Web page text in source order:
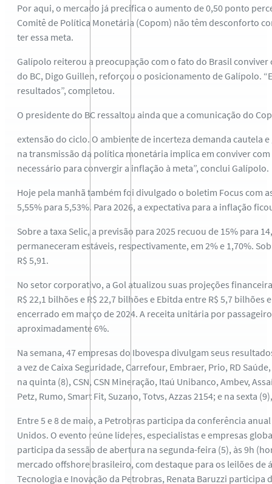
Por aqui, o mercado já precifica o aumento de 0,50 ponto
Comitê de Política Monetária (Copom) não têm desconforto
ter essa meta.
Galípolo reiterou a preocupação com o fato do Brasil
do BC, Digo Guillen, reforçou o posicionamento de Galípolo.
resultados”, completou.
O presidente do BC ressaltou ainda que a comunicação do
extensão do ciclo. O ambiente de incerteza demanda
na transmissão da política monetária implica em conviver
necessário para convergir a inflação à meta”, conclui Galípolo.
Hoje pela manhã também foi divulgado o boletim Focus com
5,55% para 5,53%. Para 2026, a expectativa para a inflação
Sobre a taxa Selic, a previsão para 2025 recuou de 15% para
permaneceram estáveis, respectivamente, em 2% e 1,70%.
R$ 5,91.
No setor corporativo, a Gol atualizou suas projeções
R$ 22,1 bilhões e R$ 22,7 bilhões e Ebitda entre R$ 5,7
encerrado em março de 2024. A receita unitária por
aproximadamente 6%.
Na semana, 47 empresas do Ibovespa divulgam seus
a vez de Caixa Seguridade, Carrefour, Embraer, Prio, RD
na quinta (8), CSN, CSN Mineração, Itaú Unibanco, Ambev,
Petz, Rumo, Smart Fit, Suzano, Totvs, Azzas 2154; e na sexta
Entre 5 e 8 de maio, a Petrobras participa da conferência
Unidos. O evento reúne líderes, especialistas e empresas
participa da sessão de abertura na segunda-feira (5), às 9h
mercado offshore brasileiro, com destaque para os leilões
Tecnologia e Inovação da Petrobras, Renata Baruzzi participa